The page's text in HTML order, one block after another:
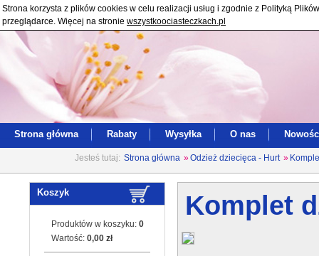
Strona korzysta z plików cookies w celu realizacji usług i zgodnie z Polityką
przeglądarce. Więcej na stronie wszystkoociasteczkach.pl
Strona główna Rabaty Wysyłka O nas
Jesteś tutaj: Strona główna »Odzież dziecięca - Hurt »
Koszyk
Produktów w koszyku: 0
Wartość: 0,00 zł
Komplet